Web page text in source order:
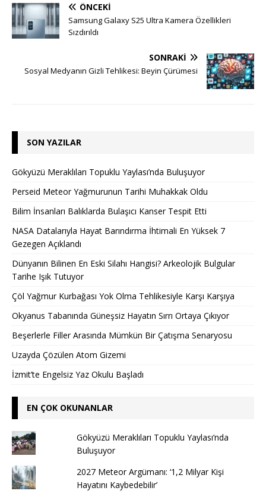
ÖNCEKI
Samsung Galaxy S25 Ultra Kamera Özellikleri
Sızdırıldı
SONRAKI
Sosyal Medyanın Gizli Tehlikesi: Beyin Çürümesi
SON YAZILAR
Gökyüzü Meraklıları Topuklu Yaylası’nda Buluşuyor
Perseid Meteor Yağmurunun Tarihi Muhakkak Oldu
Bilim İnsanları Balıklarda Bulaşıcı Kanser Tespit Etti
NASA Datalarıyla Hayat Barındırma İhtimali En Yüksek 7
Gezegen Açıklandı
Dünyanın Bilinen En Eski Silahı Hangisi? Arkeolojik Bulgular
Tarihe Işık Tutuyor
Çöl Yağmur Kurbağası Yok Olma Tehlikesiyle Karşı Karşıya
Okyanus Tabanında Güneşsiz Hayatın Sırrı Ortaya Çıkıyor
Beşerlerle Filler Arasında Mümkün Bir Çatışma Senaryosu
Uzayda Çözülen Atom Gizemi
İzmit’te Engelsiz Yaz Okulu Başladı
EN ÇOK OKUNANLAR
Gökyüzü Meraklıları Topuklu Yaylası’nda
Buluşuyor
2027 Meteor Argümanı: ‘1,2 Milyar Kişi
Hayatını Kaybedebilir’